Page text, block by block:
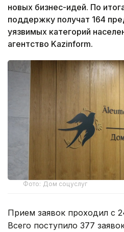
новых бизнес-идей. По
поддержку получат 164
уязвимых категорий
агентство Kazinform.
Фото: Дом соцуслуг
Прием заявок проходил с
Всего поступило 377